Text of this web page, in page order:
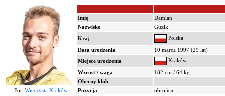
Imię
Damian
Nazwisko
Guzik
Kraj
Polska
Data urodzenia
10 marca 1997 (29 lat)
Miejsce urodzenia
Kraków
Wzrost / waga
182 cm / 64 kg
Obecny klub
Fot: Wieczysta Kraków Pozycja obrońca